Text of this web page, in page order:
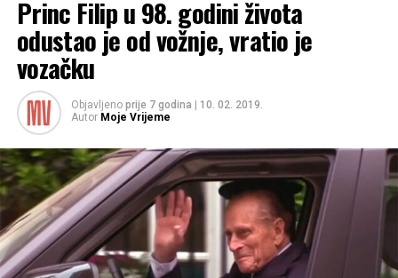
Princ Filip u 98. godini života
odustao je od vožnje, vratio je
vozačku
Objavljeno prije 7 godina
10. 02. 2019.
Autor Moje Vrijeme